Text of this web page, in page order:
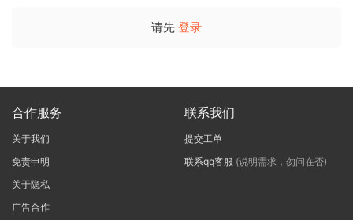
请先 登录
合作服务
关于我们
免责申明
关于隐私
广告合作
联系我们
提交工单
联系qq客服 (说明需求，勿问在否)